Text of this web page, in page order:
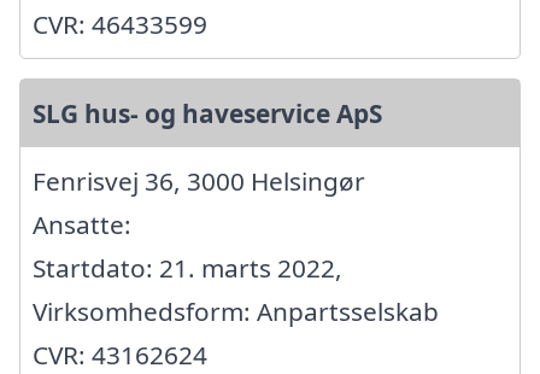
CVR: 46433599
SLG hus- og haveservice ApS
Fenrisvej 36, 3000 Helsingør
Ansatte:
Startdato: 21. marts 2022,
Virksomhedsform: Anpartsselskab
CVR: 43162624